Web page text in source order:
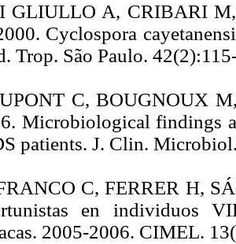
GLIULLO A, CRIBARI
Cyclospora
Trop. São Paulo.
C, BOUGNOUX
Microbiological findings
patients. J. Clin.
C, FERRER H,
en individuos
2005-2006.